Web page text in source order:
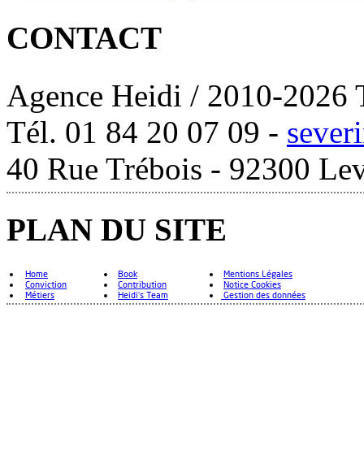
CONTACT
Agence Heidi / 2010-2026
Tél. 01 84 20 07 09 -
40 Rue Trébois - 92300
PLAN DU SITE
Home
Conviction
Métiers
Book
Contribution
Heidi's Team
Mentions Légales
Notice Cookies
Gestion des données